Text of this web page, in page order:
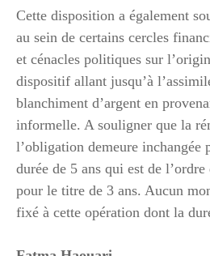
Cette disposition a également
au sein de certains cercles
et cénacles politiques sur
dispositif allant jusqu’à
blanchiment d’argent en
informelle. A souligner que la
l’obligation demeure inchangée
durée de 5 ans qui est de
pour le titre de 3 ans. Aucun
fixé à cette opération dont la